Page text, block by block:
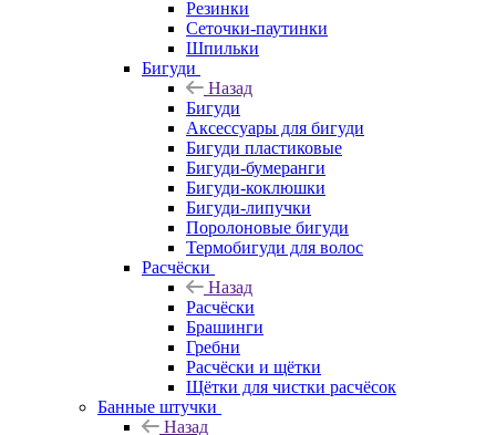
Резинки
Сеточки-паутинки
Шпильки
Бигуди
Назад
Бигуди
Аксессуары для бигуди
Бигуди пластиковые
Бигуди-бумеранги
Бигуди-коклюшки
Бигуди-липучки
Поролоновые бигуди
Термобигуди для волос
Расчёски
Назад
Расчёски
Брашинги
Гребни
Расчёски и щётки
Щётки для чистки расчёсок
Банные штучки
Назад